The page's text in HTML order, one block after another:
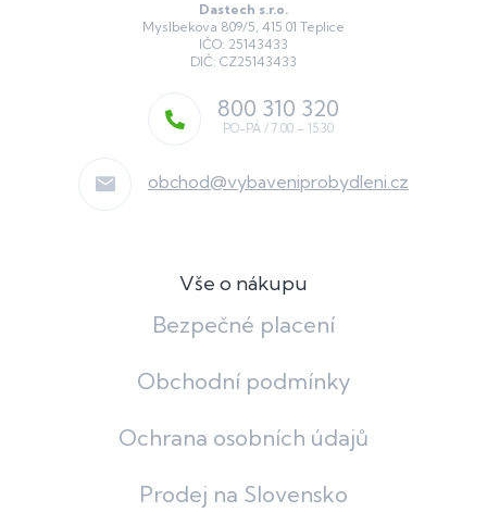
Dastech s.r.o.
Myslbekova 809/5, 415 01 Teplice
IČO: 25143433
DIČ: CZ25143433
obchod@vybaveniprobydleni.cz
800 310 320
Vše o nákupu
Bezpečné placení
Obchodní podmínky
Ochrana osobních údajů
Prodej na Slovensko